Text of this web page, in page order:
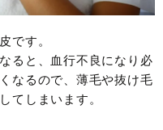
です。
ると、血行不良になり必
なるので、薄毛や抜け毛
てしまいます。